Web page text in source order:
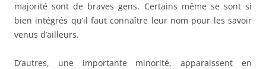
majorité sont de braves gens. Certains même se sont si
bien intégrés qu’il faut connaître leur nom pour les savoir
venus d’ailleurs.
D’autres, une importante minorité, apparaissent en